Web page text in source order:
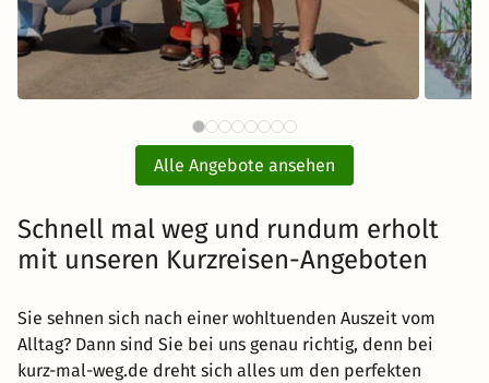
ab80 €
BELANTIS - Das AbenteuerReich
mit Hotel und Eintritt
inkl. Übernachtung und Frühstück
Zum Angebot
Alle Angebote ansehen
Schnell mal weg und rundum erholt
mit unseren Kurzreisen-Angeboten
Sie sehnen sich nach einer wohltuenden Auszeit vom
Alltag? Dann sind Sie bei uns genau richtig, denn bei
kurz-mal-weg.de dreht sich alles um den perfekten